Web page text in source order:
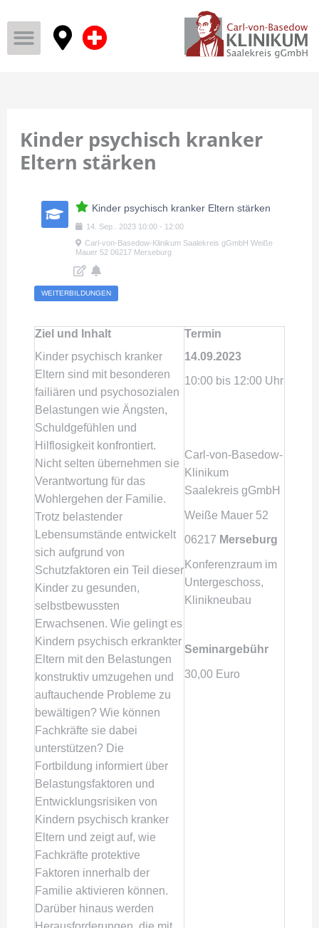
Kinder psychisch kranker
Eltern stärken
Kinder psychisch kranker Eltern stärken
14. Sep. 2023 10:00- 12:00
Carl-von-Basedow-Klinikum Saalekreis gGmbH Weiße
Mauer 52 06217 Merseburg
WEITERBILDUNGEN
Ziel und Inhalt
Kinder psychisch kranker
Eltern sind mit besonderen
failiären und psychosozialen
Belastungen wie Ängsten,
Schuldgefühlen und
Hilflosigkeit konfrontiert.
Nicht selten übernehmen sie
Verantwortung für das
Wohlergehen der Familie.
Trotz belastender
Lebensumstände entwickelt
sich aufgrund von
Schutzfaktoren ein Teil dieser
Kinder zu gesunden,
selbstbewussten
Erwachsenen. Wie gelingt es
Kindern psychisch erkrankter
Eltern mit den Belastungen
konstruktiv umzugehen und
auftauchende Probleme zu
bewältigen? Wie können
Fachkräfte sie dabei
unterstützen? Die
Fortbildung informiert über
Belastungsfaktoren und
Entwicklungsrisiken von
Kindern psychisch kranker
Eltern und zeigt auf, wie
Fachkräfte protektive
Faktoren innerhalb der
Familie aktivieren können.
Darüber hinaus werden
Termin
14.09.2023
10:00 bis 12:00 Uhr
Carl-von-Basedow-
Klinikum
Saalekreis gGmbH
Weiße Mauer 52
06217 Merseburg
Konferenzraum im
Untergeschoss,
Klinikneubau
Seminargebühr
30,00 Euro